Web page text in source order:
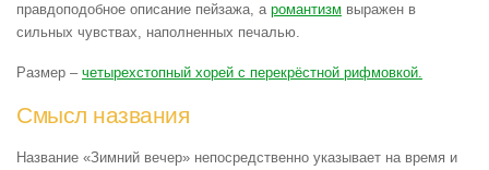
правдоподобное описание пейзажа, а романтизм выражен в
сильных чувствах, наполненных печалью.
Размер – четырехстопный хорей с перекрёстной рифмовкой.
Смысл названия
Название «Зимний вечер» непосредственно указывает на время и